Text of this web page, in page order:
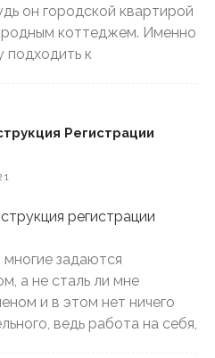
он городской квартирой
коттеджем. Именно
подходить к
Регистрации
многие задаются
а не сталь ли мне
и в этом нет ничего
ведь работа на себя,